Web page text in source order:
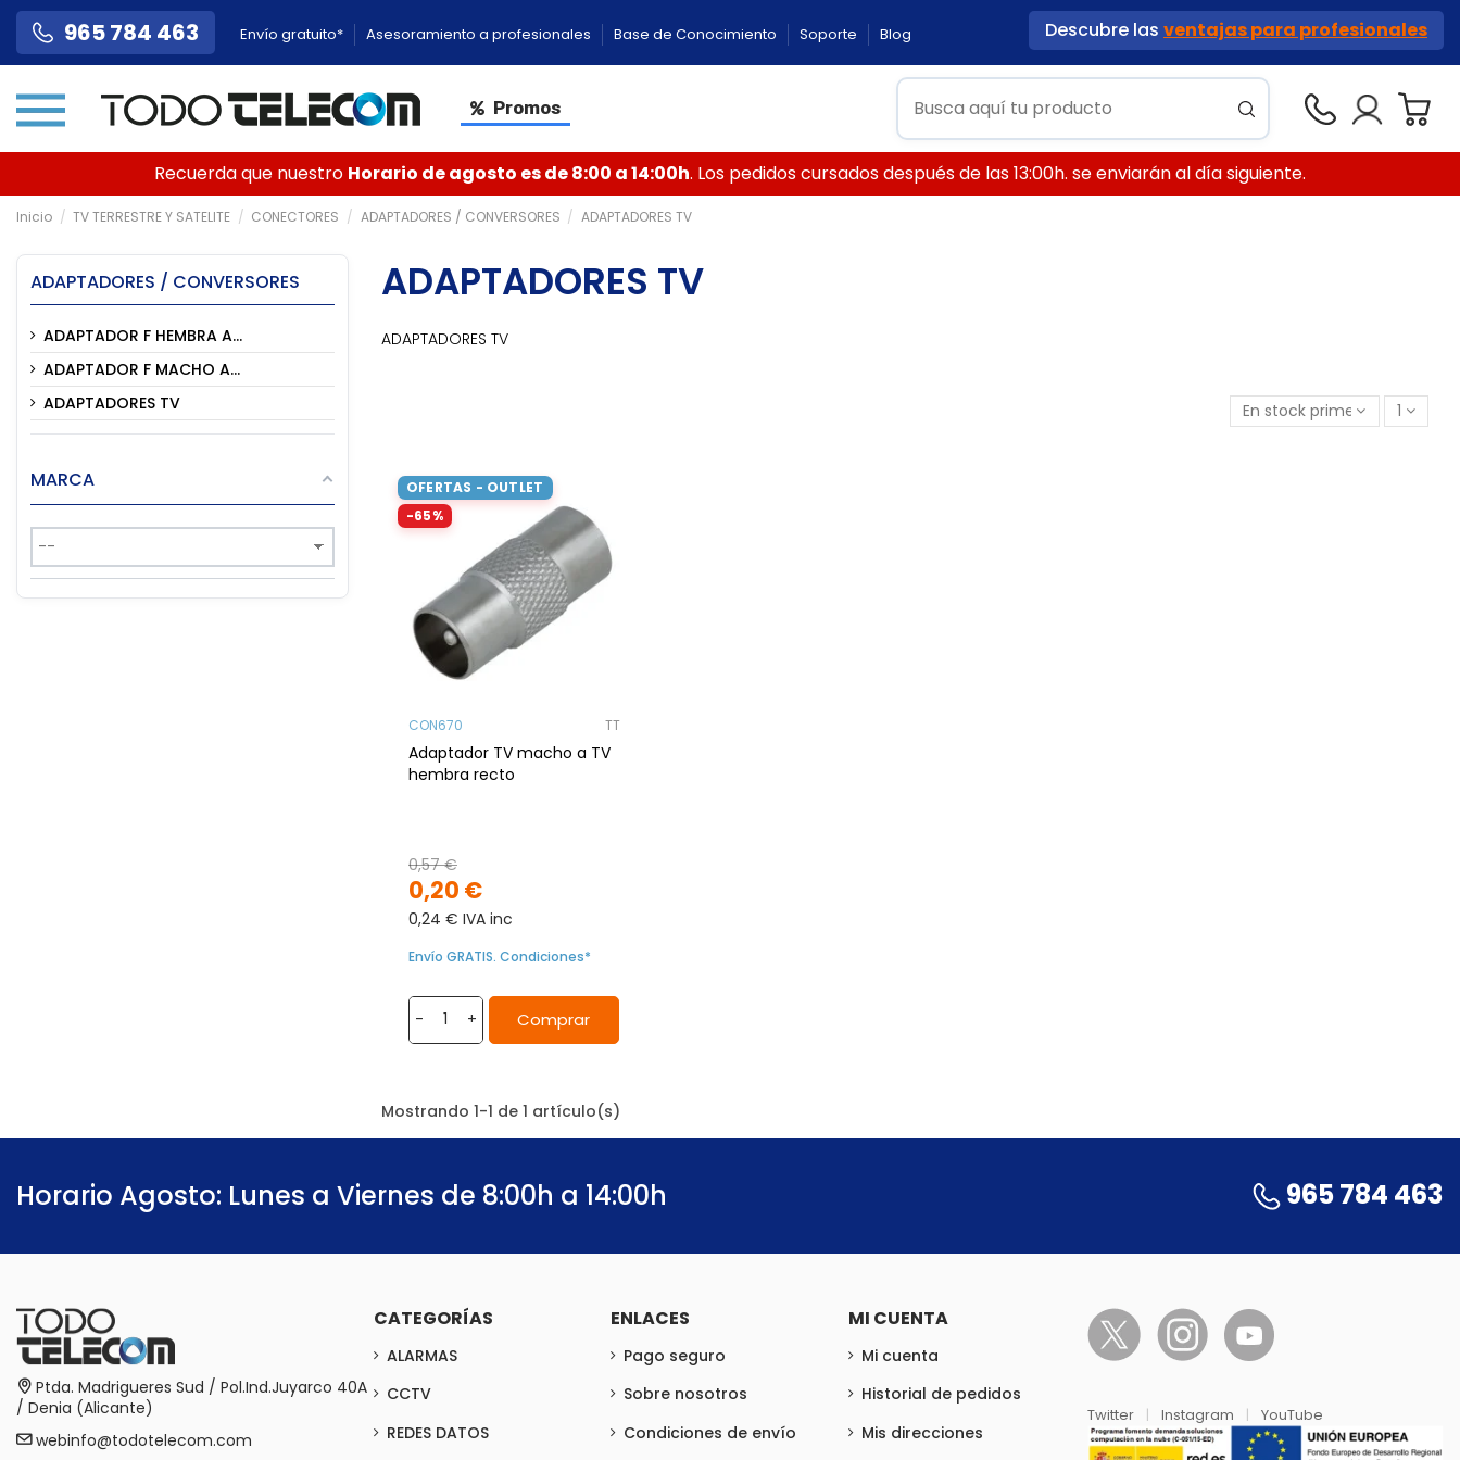
965 784 463 Envío gratuito* Asesoramiento a profesionales Base de Conocimiento Soporte Blog Descubre las ventajas para profesionales
Promos
Recuerda que nuestro Horario de agosto es de 8:00 a 14:00h. Los pedidos cursados después de las 13:00h. se enviarán al día siguiente.
Inicio TV TERRESTRE Y SATELITE CONECTORES ADAPTADORES / CONVERSORES ADAPTADORES TV
ADAPTADORES TV
ADAPTADORES TV
En stock primero 1
OFERTAS - OUTLET
-65%
CON670 TT
Adaptador TV macho a TV
hembra recto
0,20 €
0,57 €
0,24 € IVA inc
Envío GRATIS. Condiciones*
- + Comprar
Mostrando 1-1 de 1 artículo(s)
ADAPTADORES / CONVERSORES
ADAPTADOR F HEMBRA A...
ADAPTADOR F MACHO A...
ADAPTADORES TV
MARCA
Horario Agosto: Lunes a Viernes de 8:00h a 14:00h 965 784 463
Ptda. Madrigueres Sud / Pol.Ind.Juyarco 40A
/ Denia (Alicante)
webinfo@todotelecom.com
CATEGORÍAS
ALARMAS
CCTV
REDES DATOS
ENLACES
Pago seguro
Sobre nosotros
Condiciones de envío
MI CUENTA
Mi cuenta
Historial de pedidos
Mis direcciones
Twitter | Instagram | YouTube